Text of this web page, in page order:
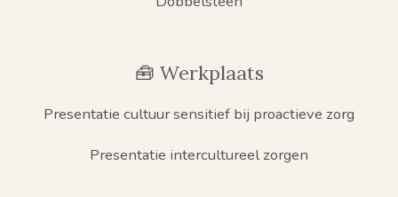
🧰 Werkplaats
Presentatie cultuur sensitief bij proactieve zorg
Presentatie intercultureel zorgen